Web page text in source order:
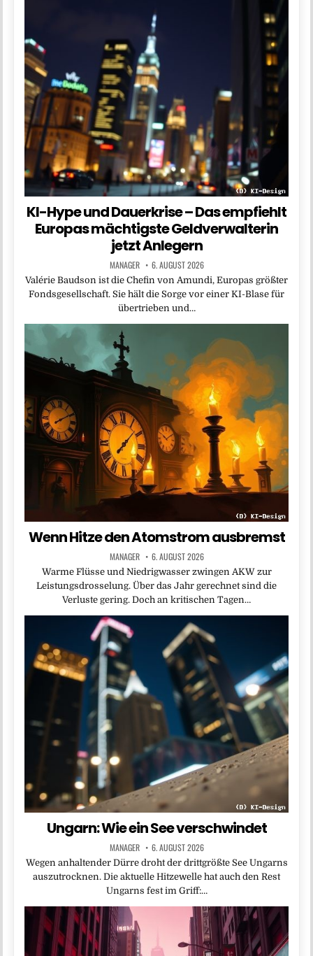
KI-Hype und Dauerkrise – Das empfiehlt
Europas mächtigste Geldverwalterin
jetzt Anlegern
MANAGER 6. AUGUST 2026
Valérie Baudson ist die Chefin von Amundi, Europas größter
Fondsgesellschaft. Sie hält die Sorge vor einer KI-Blase für
übertrieben und…
Wenn Hitze den Atomstrom ausbremst
MANAGER 6. AUGUST 2026
Warme Flüsse und Niedrigwasser zwingen AKW zur
Leistungsdrosselung. Über das Jahr gerechnet sind die
Verluste gering. Doch an kritischen Tagen…
Ungarn: Wie ein See verschwindet
MANAGER 6. AUGUST 2026
Wegen anhaltender Dürre droht der drittgrößte See Ungarns
auszutrocknen. Die aktuelle Hitzewelle hat auch den Rest
Ungarns fest im Griff:…